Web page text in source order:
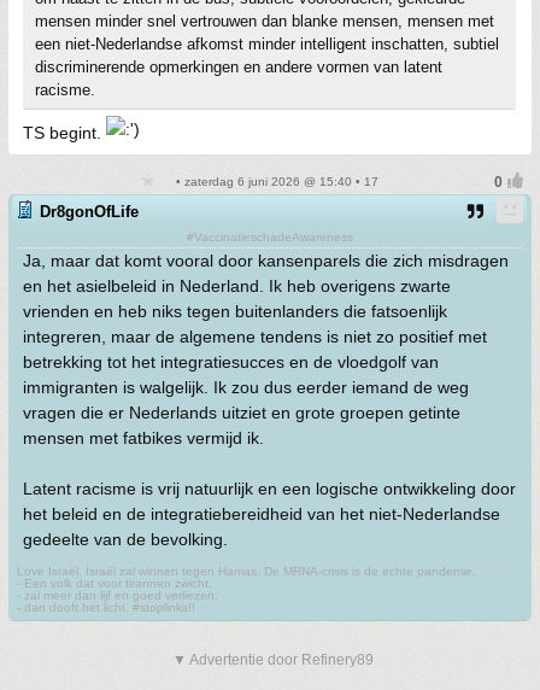
mensen minder snel vertrouwen dan blanke mensen, mensen met
een niet-Nederlandse afkomst minder intelligent inschatten, subtiel
discriminerende opmerkingen en andere vormen van latent
racisme.
TS begint.
• zaterdag 6 juni 2026 @ 15:40 • 17
Dr8gonOfLife
#VaccinatieschadeAwareness
Ja, maar dat komt vooral door kansenparels die zich misdragen
en het asielbeleid in Nederland. Ik heb overigens zwarte
vrienden en heb niks tegen buitenlanders die fatsoenlijk
integreren, maar de algemene tendens is niet zo positief met
betrekking tot het integratiesucces en de vloedgolf van
immigranten is walgelijk. Ik zou dus eerder iemand de weg
vragen die er Nederlands uitziet en grote groepen getinte
mensen met fatbikes vermijd ik.
Latent racisme is vrij natuurlijk en een logische ontwikkeling door
het beleid en de integratiebereidheid van het niet-Nederlandse
gedeelte van de bevolking.
Love Israël, Israël zal winnen tegen Hamas. De MRNA-crisis is de echte pandemie.
- Een volk dat voor tirannen zwicht,
- zal meer dan lijf en goed verliezen,
- dan dooft het licht. #stoplinks!!
▼ Advertentie door Refinery89